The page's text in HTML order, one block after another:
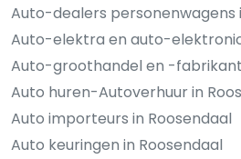
Auto-dealers personenwagens
Auto-elektra en auto-
Auto-groothandel en -
Auto huren-Autoverhuur in
Auto importeurs in Roosendaal
Auto keuringen in Roosendaal